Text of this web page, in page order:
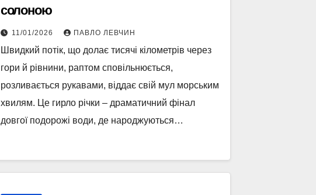
солоною
11/01/2026 ПАВЛО ЛЕВЧИН
Швидкий потік, що долає тисячі кілометрів через
гори й рівнини, раптом сповільнюється,
розливається рукавами, віддає свій мул морським
хвилям. Це гирло річки – драматичний фінал
довгої подорожі води, де народжуються…